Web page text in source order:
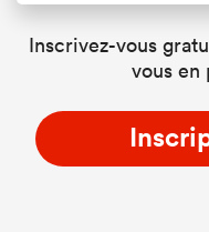
Inscrivez-vous
vous en